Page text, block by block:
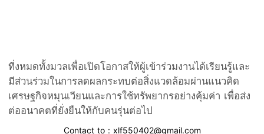
ที่งหมดทั้งมวลเพื่อเปิดโอกาสให้ผู้เข้าร่วมงานได้เรียนรู้และ
มีส่วนร่วมในการลดผลกระทบต่อสิ่งแวดล้อมผ่านแนวคิด
เศรษฐกิจหมุนเวียนและการใช้ทรัพยากรอย่างคุ้มค่า เพื่อส่ง
ต่ออนาคตที่ยั่งยืนให้กับคนรุ่นต่อไป
Contact to : xlf550402@gmail.com